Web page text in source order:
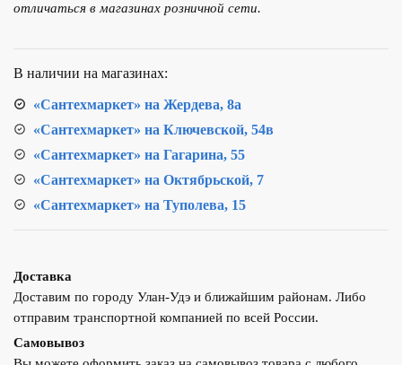
полусгоном
Элит
d20
"бабочка"
VG-
угловой
отличаться в магазинах розничной сети.
В наличии на магазинах:
«Сантехмаркет» на Жердева, 8а
«Сантехмаркет» на Ключевской, 54в
«Сантехмаркет» на Гагарина, 55
«Сантехмаркет» на Октябрьской, 7
«Сантехмаркет» на Туполева, 15
Доставка
Доставим по городу Улан-Удэ и ближайшим районам. Либо
отправим транспортной компанией по всей России.
Самовывоз